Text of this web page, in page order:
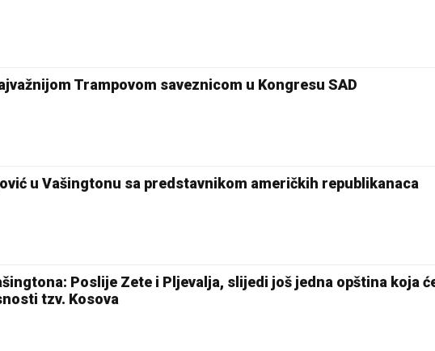
Trampovom saveznicom u Kongresu SAD
u Vašingtonu sa predstavnikom američkih republikanaca
Poslije Zete i Pljevalja, slijedi još jedna opština koja
tzv. Kosova